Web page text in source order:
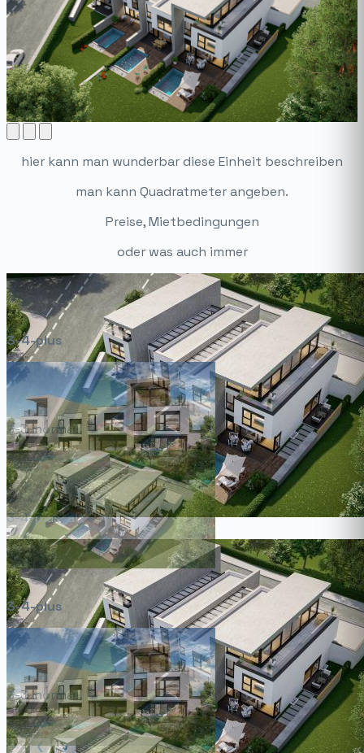
hier kann man wunderbar diese Einheit beschreiben
man kann Quadratmeter angeben.
Preise, Mietbedingungen
oder was auch immer
3-4-plus
3-3-normal
3-4-plus_alt
3-4-plus
3-3-normal
× ❮ ❯